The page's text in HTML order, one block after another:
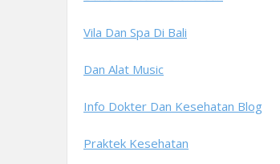
Vila Dan Spa Di Bali
Dan Alat Music
Info Dokter Dan Kesehatan Blog
Praktek Kesehatan